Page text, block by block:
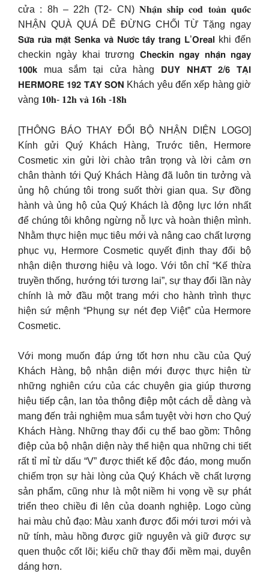
cửa : 8h – 22h (T2- CN) 𝐍𝐡𝐚̣̂𝐧 𝐬𝐡𝐢𝐩 𝐜𝐨𝐝 𝐭𝐨𝐚̀𝐧 𝐪𝐮𝐨̂́𝐜
NHẬN QUÀ QUÁ DỄ ĐỪNG CHỐI TỪ Tặng ngay
𝗦𝘂̛̃𝗮 𝗿𝘂̛̉𝗮 𝗺𝗮̣̆𝘁 𝗦𝗲𝗻𝗸𝗮 𝘃𝗮̀ 𝗡𝘂̛𝗼̛́𝗰 𝘁𝗮̂̉𝘆 𝘁𝗿𝗮𝗻𝗴 𝗟’𝗢𝗿𝗲𝗮𝗹 khi đến
checkin ngày khai trương 𝗖𝗵𝗲𝗰𝗸𝗶𝗻 𝗻𝗴𝗮𝘆 𝗻𝗵𝗮̣̂𝗻 𝗻𝗴𝗮𝘆
𝟭𝟬𝟬𝗸 mua sắm tại cửa hàng 𝗗𝗨𝗬 𝗡𝗛𝗔̂́𝗧 𝟮/𝟲 𝗧𝗔̣𝗜
𝗛𝗘𝗥𝗠𝗢𝗥𝗘 𝟭𝟵𝟮 𝗧𝗔̂𝗬 𝗦𝗢̛𝗡 Khách yêu đến xếp hàng giờ
vàng 𝟏𝟎𝐡- 𝟏𝟐𝐡 𝐯𝐚̀ 𝟏𝟔𝐡 -𝟏𝟖𝐡
[THÔNG BÁO THAY ĐỔI BỘ NHẬN DIỆN LOGO]
Kính gửi Quý Khách Hàng, Trước tiên, Hermore
Cosmetic xin gửi lời chào trân trọng và lời cảm ơn
chân thành tới Quý Khách Hàng đã luôn tin tưởng và
ủng hộ chúng tôi trong suốt thời gian qua. Sự đồng
hành và ủng hộ của Quý Khách là động lực lớn nhất
để chúng tôi không ngừng nỗ lực và hoàn thiện mình.
Nhằm thực hiện mục tiêu mới và nâng cao chất lượng
phục vụ, Hermore Cosmetic quyết định thay đổi bộ
nhận diện thương hiệu và logo. Với tôn chỉ “Kế thừa
truyền thống, hướng tới tương lai”, sự thay đổi lần này
chính là mở đầu một trang mới cho hành trình thực
hiện sứ mệnh “Phụng sự nét đẹp Việt” của Hermore
Cosmetic.
Với mong muốn đáp ứng tốt hơn nhu cầu của Quý
Khách Hàng, bộ nhận diện mới được thực hiện từ
những nghiên cứu của các chuyên gia giúp thương
hiệu tiếp cận, lan tỏa thông điệp một cách dễ dàng và
mang đến trải nghiệm mua sắm tuyệt vời hơn cho Quý
Khách Hàng. Những thay đổi cụ thể bao gồm: Thông
điệp của bộ nhận diện này thể hiện qua những chi tiết
rất tỉ mỉ từ dấu “V” được thiết kế độc đáo, mong muốn
chiếm trọn sự hài lòng của Quý Khách về chất lượng
sản phẩm, cũng như là một niềm hi vọng về sự phát
triển theo chiều đi lên của doanh nghiệp. Logo cùng
hai màu chủ đạo: Màu xanh được đổi mới tươi mới và
nữ tính, màu hồng được giữ nguyên và giữ được sự
quen thuộc cốt lõi; kiểu chữ thay đổi mềm mại, duyên
dáng hơn.